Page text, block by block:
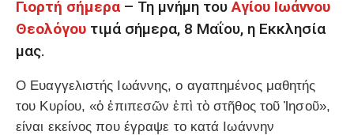
Γιορτή σήμερα – Τη μνήμη τουΑγίου Ιωάννου
Θεολόγου τιμά σήμερα, 8 Μαΐου, η Εκκλησία
μας.
Ο Ευαγγελιστής Ιωάννης, ο αγαπημένος μαθητής
του Κυρίου, «ὁ ἐπιπεσῶν ἐπὶ τὸ στῆθος τοῦ Ἰησοῦ»,
είναι εκείνος που έγραψε το κατά Ιωάννην